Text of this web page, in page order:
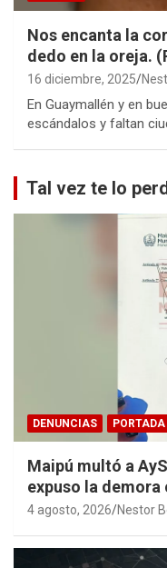
Nos encanta la
dedo en la oreja.
16 diciembre, 2025
En Guaymallén y en
escándalos y faltan
Tal vez te lo
DENUNCIAS PORTADA
Maipú multó a
expuso la demora
4 agosto, 2026 Nestor